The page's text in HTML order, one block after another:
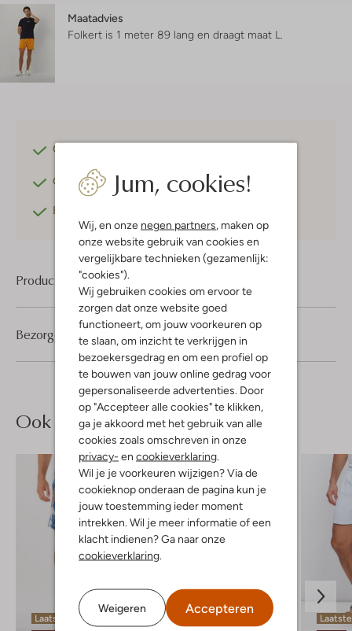
Jum, cookies!
Wij, en onze negen partners, maken op
onze website gebruik van cookies en
vergelijkbare technieken (gezamenlijk:
"cookies").
Wij gebruiken cookies om ervoor te
zorgen dat onze website goed
functioneert, om jouw voorkeuren op
te slaan, om inzicht te verkrijgen in
bezoekersgedrag en om een profiel op
te bouwen van jouw online gedrag voor
gepersonaliseerde advertenties. Door
op "Accepteer alle cookies" te klikken,
ga je akkoord met het gebruik van alle
cookies zoals omschreven in onze
privacy- en cookieverklaring.
Wil je je voorkeuren wijzigen? Via de
cookieknop onderaan de pagina kun je
jouw toestemming ieder moment
intrekken. Wil je meer informatie of een
klacht indienen? Ga naar onze
cookieverklaring.
Weigeren Accepteren
Maatadvies
Folkert is 1 meter 89 lang en draagt maat L.
Gratis verzending
Gratis retournerenbinnen 30 dagen*
Betaal achteraf
Product informatie
Bezorgen & retourneren
Ook iets voor jou?
Laatste item
Laatste maten